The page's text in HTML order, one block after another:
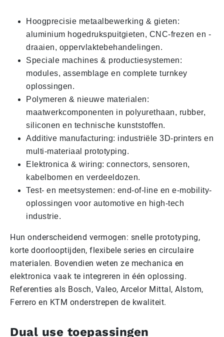
Hoogprecisie metaalbewerking & gieten:
aluminium hogedrukspuitgieten, CNC-frezen en -
draaien, oppervlaktebehandelingen.
Speciale machines & productiesystemen:
modules, assemblage en complete turnkey
oplossingen.
Polymeren & nieuwe materialen:
maatwerkcomponenten in polyurethaan, rubber,
siliconen en technische kunststoffen.
Additive manufacturing: industriële 3D-printers en
multi-materiaal prototyping.
Elektronica & wiring: connectors, sensoren,
kabelbomen en verdeeldozen.
Test- en meetsystemen: end-of-line en e-mobility-
oplossingen voor automotive en high-tech
industrie.
Hun onderscheidend vermogen: snelle prototyping,
korte doorlooptijden, flexibele series en circulaire
materialen. Bovendien weten ze mechanica en
elektronica vaak te integreren in één oplossing.
Referenties als Bosch, Valeo, Arcelor Mittal, Alstom,
Ferrero en KTM onderstrepen de kwaliteit.
Dual use toepassingen